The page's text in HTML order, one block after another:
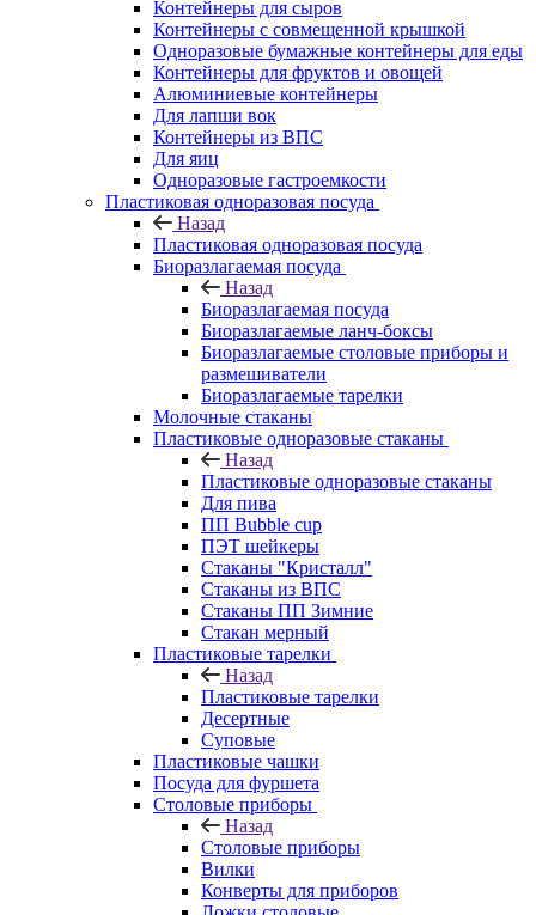
Контейнеры для сыров
Контейнеры с совмещенной крышкой
Одноразовые бумажные контейнеры для еды
Контейнеры для фруктов и овощей
Алюминиевые контейнеры
Для лапши вок
Контейнеры из ВПС
Для яиц
Одноразовые гастроемкости
Пластиковая одноразовая посуда
Назад
Пластиковая одноразовая посуда
Биоразлагаемая посуда
Назад
Биоразлагаемая посуда
Биоразлагаемые ланч-боксы
Биоразлагаемые столовые приборы и
размешиватели
Биоразлагаемые тарелки
Молочные стаканы
Пластиковые одноразовые стаканы
Назад
Пластиковые одноразовые стаканы
Для пива
ПП Bubble cup
ПЭТ шейкеры
Стаканы "Кристалл"
Стаканы из ВПС
Стаканы ПП Зимние
Стакан мерный
Пластиковые тарелки
Назад
Пластиковые тарелки
Десертные
Суповые
Пластиковые чашки
Посуда для фуршета
Столовые приборы
Назад
Столовые приборы
Вилки
Конверты для приборов